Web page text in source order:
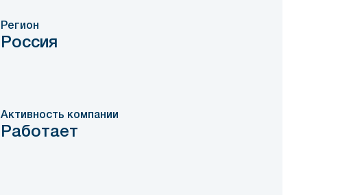
Регион
Россия
Активность компании
Работает